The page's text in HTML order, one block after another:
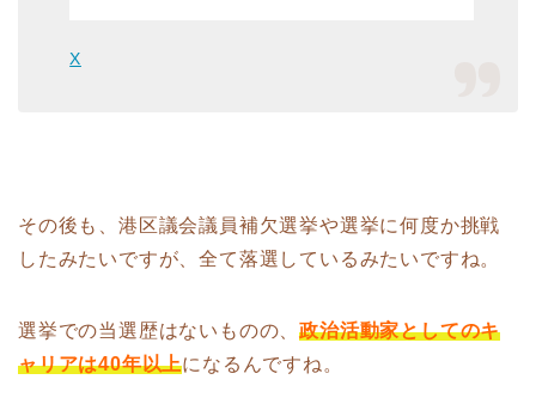
X
その後も、港区議会議員補欠選挙や選挙に何度か挑戦
したみたいですが、全て落選しているみたいですね。
選挙での当選歴はないものの、政治活動家としてのキ
ャリアは40年以上になるんですね。